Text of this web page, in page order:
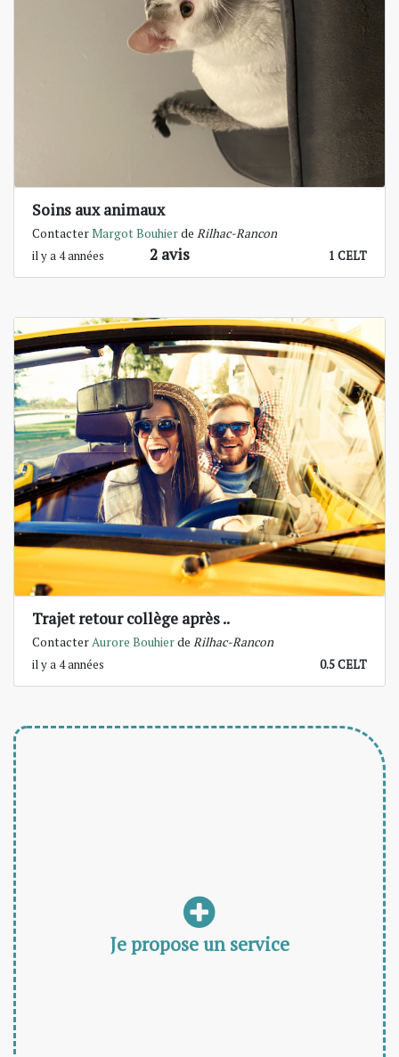
Soins aux animaux
ContacterMargot Bouhierde Rilhac-Rancon
il y a 4 années
2 avis 1 CELT
Trajet retour collège après ..
ContacterAurore Bouhierde Rilhac-Rancon
il y a 4 années
0.5 CELT
Je propose un service